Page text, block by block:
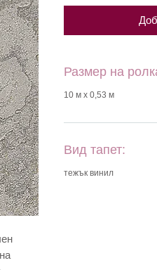
Размер на
10 м х 0,53 м
Вид тапет:
тежък винил